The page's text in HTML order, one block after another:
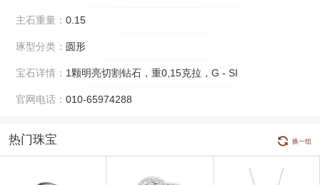
主石重量： 0.15
琢型分类： 圆形
宝石详情： 1颗明亮切割钻石，重0,15克拉，G - SI
官网电话： 010-65974288
热门珠宝 换一组